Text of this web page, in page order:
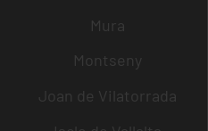
Mura
Montseny
Joan de Vilatorrada